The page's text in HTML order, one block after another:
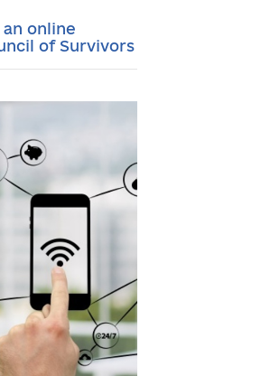
online
of Survivors